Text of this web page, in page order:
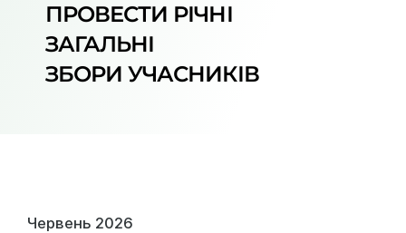
ПРОВЕСТИ РІЧНІ
ЗАГАЛЬНІ
ЗБОРИ УЧАСНИКІВ
Червень 2026